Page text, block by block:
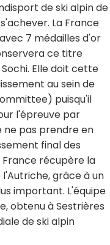
de ski alpin de
La France
7 médailles d'or
ce titre
Elle doit cette
au sein de
puisqu'il
l'épreuve par
ne pas prendre en
final des
France récupère la
grâce à un
important. L'équipe
obtenu à Sestrières
de ski alpin